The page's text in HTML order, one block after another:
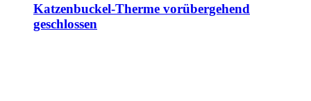
Katzenbuckel-Therme vorübergehend
geschlossen